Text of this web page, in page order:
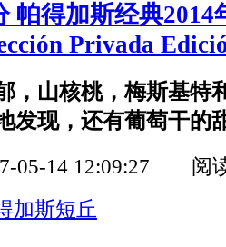
帕得加斯经典2014
Privada
，山核桃，梅斯基特
发现，还有葡萄干的
05-14 12:09:27 阅